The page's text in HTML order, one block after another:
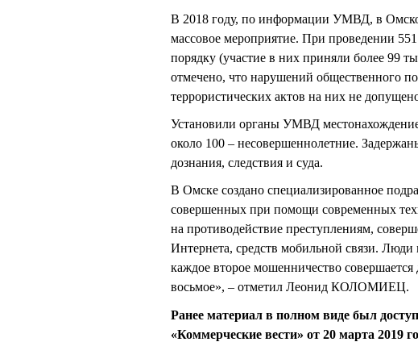
В 2018 году, по информации УМВД, в
массовое мероприятие. При проведении
порядку (участие в них приняли более
отмечено, что нарушений общественного
террористических актов на них не
Установили органы УМВД
около 100 – несовершеннолетние.
дознания, следствия и суда.
В Омске создано специализированное
совершенных при помощи современных
на противодействие преступлениям,
Интернета, средств мобильной связи.
каждое второе мошенничество
восьмое», – отметил Леонид КОЛОМИЕЦ.
Ранее материал в полном виде был
«Коммерческие вести» от 20 марта 2019